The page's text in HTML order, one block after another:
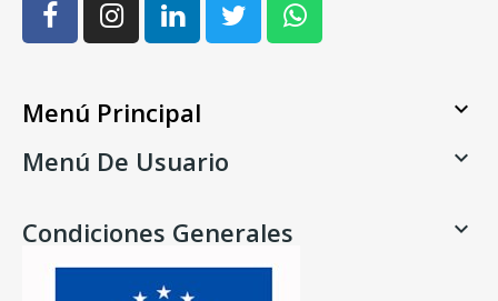
Menú Principal 
Menú De Usuario 
Condiciones Generales 